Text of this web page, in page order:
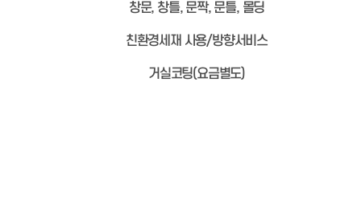
창문, 창틀, 문짝, 문틀, 몰딩
친환경세재 사용/방향서비스
거실코팅(요금별도)